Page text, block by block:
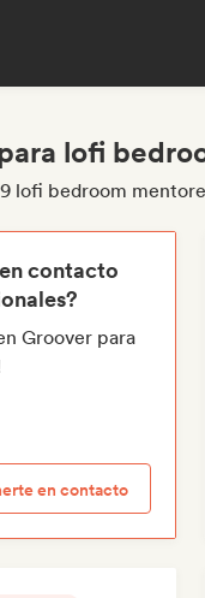
lofi
lofi bedroom
contacto
Groover para
en contacto